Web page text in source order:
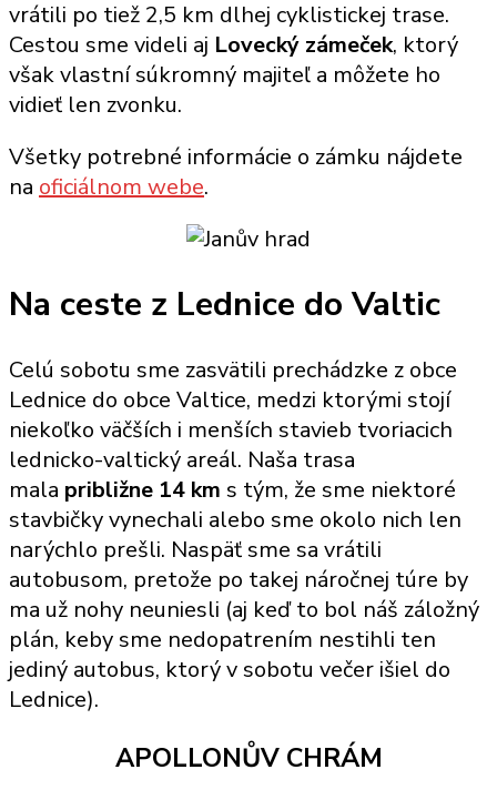
vrátili po tiež 2,5 km dlhej cyklistickej trase.
Cestou sme videli aj Lovecký zámeček, ktorý
však vlastní súkromný majiteľ a môžete ho
vidieť len zvonku.
Všetky potrebné informácie o zámku nájdete
na oficiálnom webe.
Na ceste z Lednice do Valtic
Celú sobotu sme zasvätili prechádzke z obce
Lednice do obce Valtice, medzi ktorými stojí
niekoľko väčších i menších stavieb tvoriacich
lednicko-valtický areál. Naša trasa
mala približne 14 km s tým, že sme niektoré
stavbičky vynechali alebo sme okolo nich len
narýchlo prešli. Naspäť sme sa vrátili
autobusom, pretože po takej náročnej túre by
ma už nohy neuniesli (aj keď to bol náš záložný
plán, keby sme nedopatrením nestihli ten
jediný autobus, ktorý v sobotu večer išiel do
Lednice).
APOLLONŮV CHRÁM